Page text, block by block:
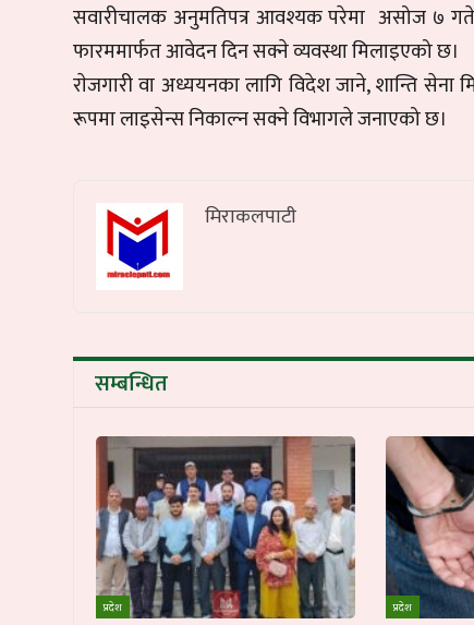
सवारीचालक अनुमतिपत्र आवश्यक परेमा असोज ७
फारममार्फत आवेदन दिन सक्ने व्यवस्था मिलाइएको छ।
राेजगारी वा अध्ययनका लागि विदेश जाने, शान्ति
रूपमा लाइसेन्स निकाल्न सक्ने विभागले जनाएको छ।
मिराकलपाटी
सम्बन्धित
प्रदेश प्रदेश